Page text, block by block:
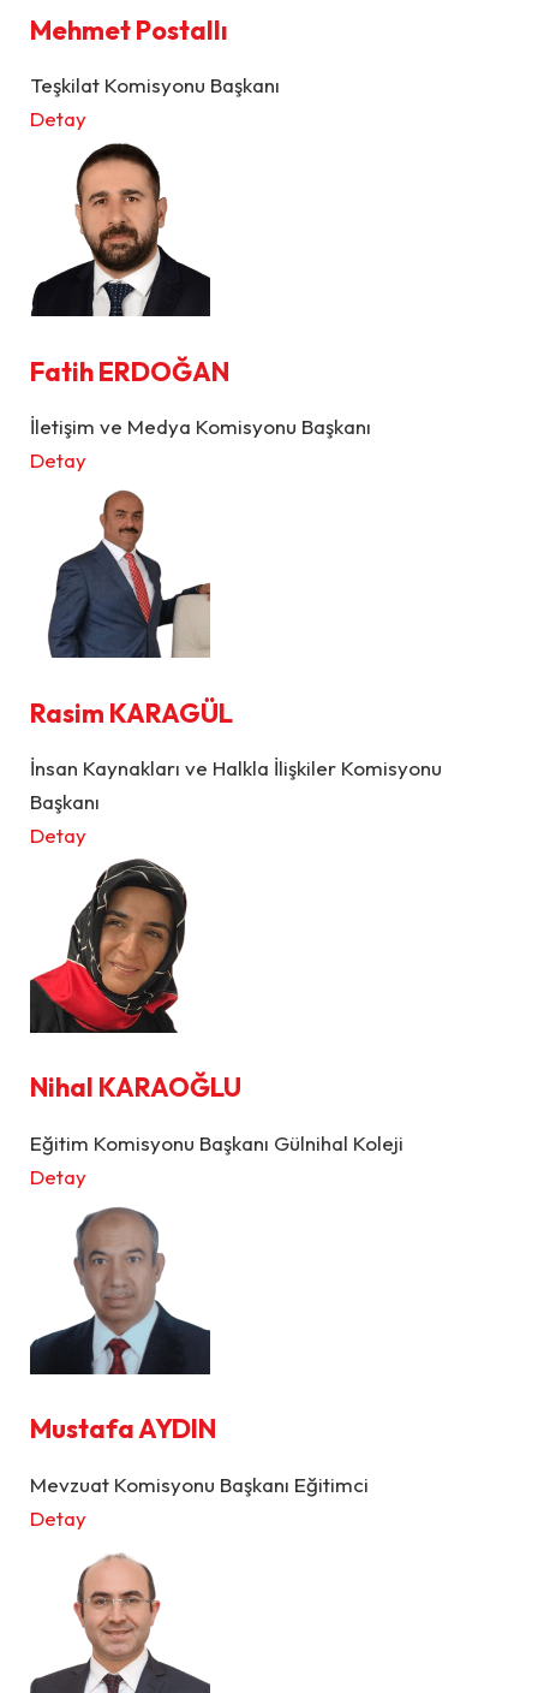
Mehmet Postallı
Teşkilat Komisyonu Başkanı
Detay
Fatih ERDOĞAN
İletişim ve Medya Komisyonu Başkanı
Detay
Rasim KARAGÜL
İnsan Kaynakları ve Halkla İlişkiler Komisyonu
Başkanı
Detay
Nihal KARAOĞLU
Eğitim Komisyonu Başkanı Gülnihal Koleji
Detay
Mustafa AYDIN
Mevzuat Komisyonu Başkanı Eğitimci
Detay